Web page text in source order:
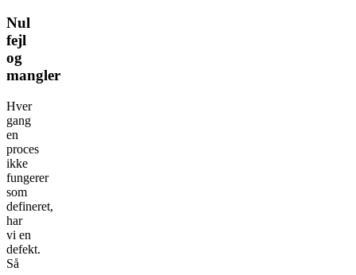
Nul
fejl
og
mangler
Hver
gang
en
proces
ikke
fungerer
som
defineret,
har
vi en
defekt.
Så